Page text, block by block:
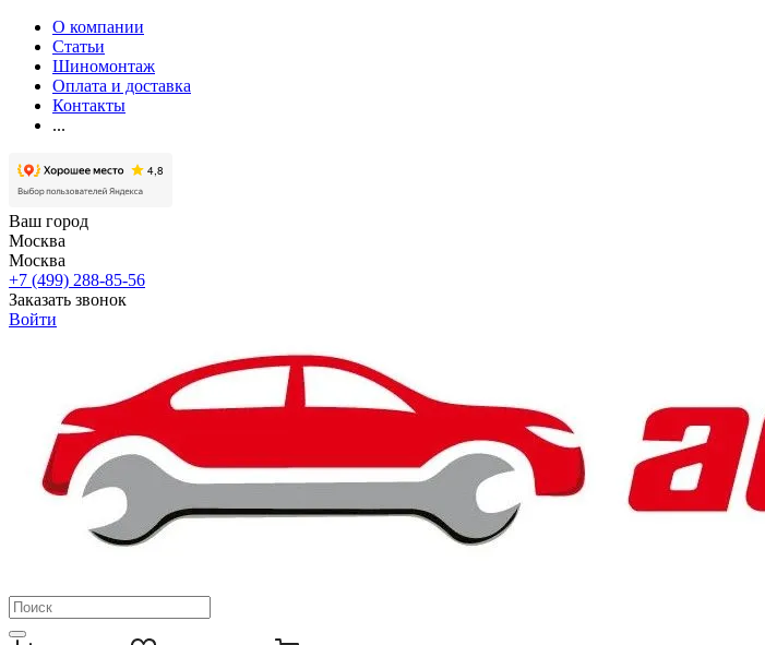
О компании
Статьи
Шиномонтаж
Оплата и доставка
Контакты
...
Ваш город
Москва
Москва
+7 (499) 288-85-56
Заказать звонок
Войти